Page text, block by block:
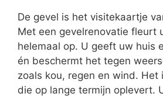
De gevel is het visitekaartje
Met een gevelrenovatie fleurt
helemaal op. U geeft uw huis
én beschermt het tegen
zoals kou, regen en wind. Het
die op lange termijn oplevert.